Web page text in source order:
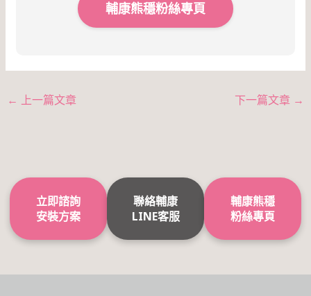
輔康熊穩粉絲專頁
← 上一篇文章 下一篇文章 →
立即諮詢
安裝方案
聯絡輔康
LINE客服
輔康熊穩
粉絲專頁